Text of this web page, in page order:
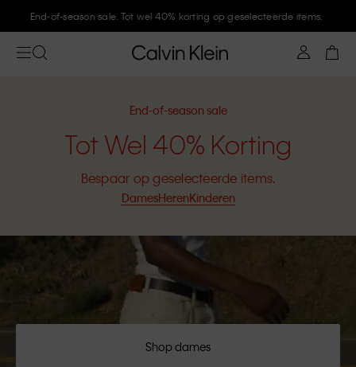
Meld je aan bij Calvin Klein en krijg 10% korting
End-of-season sale
Tot Wel 40% Korting
Bespaar op geselecteerde items.
DamesHerenKinderen
Shop dames